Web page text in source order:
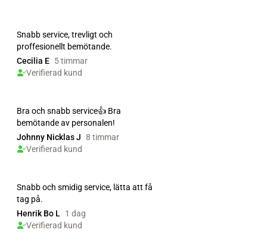
Snabb service, trevligt och
proffesionellt bemötande.
Cecilia E 5 timmar
Verifierad kund
Bra och snabb service👍 Bra
bemötande av personalen!
Johnny Nicklas J 8 timmar
Verifierad kund
Snabb och smidig service, lätta att få
tag på.
Henrik Bo L
1 dag
Verifierad kund